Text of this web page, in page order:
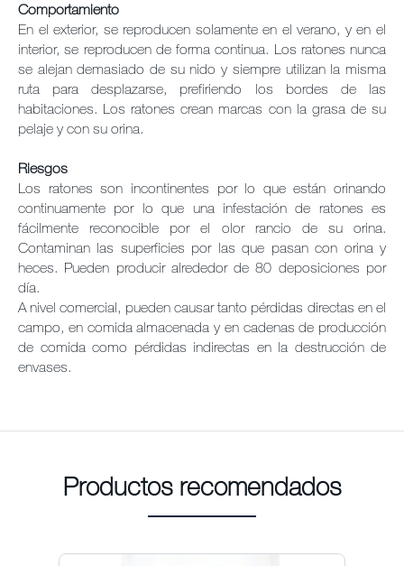
Comportamiento
En el exterior, se reproducen solamente en el verano, y en el
interior, se reproducen de forma continua. Los ratones nunca
se alejan demasiado de su nido y siempre utilizan la misma
ruta para desplazarse, prefiriendo los bordes de las
habitaciones. Los ratones crean marcas con la grasa de su
pelaje y con su orina.
Riesgos
Los ratones son incontinentes por lo que están orinando
continuamente por lo que una infestación de ratones es
fácilmente reconocible por el olor rancio de su orina.
Contaminan las superficies por las que pasan con orina y
heces. Pueden producir alrededor de 80 deposiciones por
día.
A nivel comercial, pueden causar tanto pérdidas directas en el
campo, en comida almacenada y en cadenas de producción
de comida como pérdidas indirectas en la destrucción de
envases.
Productos recomendados